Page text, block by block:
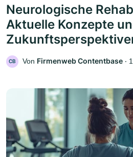
Neurologische
Aktuelle Konzepte
CB Von Firmenweb Contentbase ‧